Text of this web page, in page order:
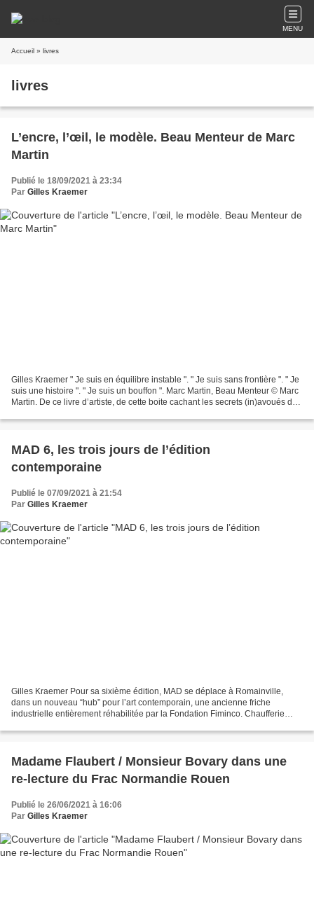
MENU
Accueil » livres
livres
L’encre, l’œil, le modèle. Beau Menteur de Marc
Martin
Publié le 18/09/2021 à 23:34
Par Gilles Kraemer
Gilles Kraemer " Je suis en équilibre instable ". " Je suis sans frontière ". " Je
suis une histoire ". " Je suis un bouffon ". Marc Martin, Beau Menteur © Marc
Martin. De ce livre d’artiste, de cette boite cachant les secrets (in)avoués du
MAD 6, les trois jours de l’édition
contemporaine
Publié le 07/09/2021 à 21:54
Par Gilles Kraemer
Gilles Kraemer Pour sa sixième édition, MAD se déplace à Romainville,
dans un nouveau “hub” pour l’art contemporain, une ancienne friche
industrielle entièrement réhabilitée par la Fondation Fiminco. Chaufferie
Madame Flaubert / Monsieur Bovary dans une
re-lecture du Frac Normandie Rouen
Publié le 26/06/2021 à 16:06
Par Gilles Kraemer